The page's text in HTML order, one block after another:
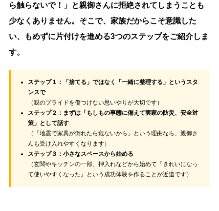
ら触らないで！」と親御さんに拒絶されてしまうことも
少なくありません。そこで、家族だからこそ意識した
い、もめずに片付けを進める3つのステップをご紹介しま
す。
ステップ１：「捨てる」ではなく「一緒に整理する」というスタ
ンスで
（親のプライドを傷つけない思いやりが大切です）
ステップ２：まずは「もしもの事態に備えて実家の防災、安全対
策」として話す
（「地震で家具が倒れたら危ないから」という理由なら、親御さ
んも受け入れやすくなります）
ステップ３：小さなスペースから始める
（玄関やキッチンの一部、押入れなどから始めて『きれいになっ
て使いやすくなった』という成功体験を作ることが近道です）